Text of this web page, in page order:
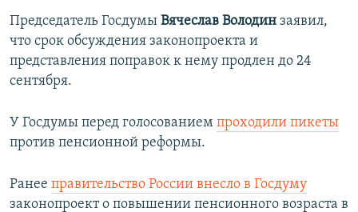
Председатель Госдумы Вячеслав Володин заявил,
что срок обсуждения законопроекта и
представления поправок к нему продлен до 24
сентября.
У Госдумы перед голосованием проходили пикеты
против пенсионной реформы.
Ранее правительство России внесло в Госдуму
законопроект о повышении пенсионного возраста в